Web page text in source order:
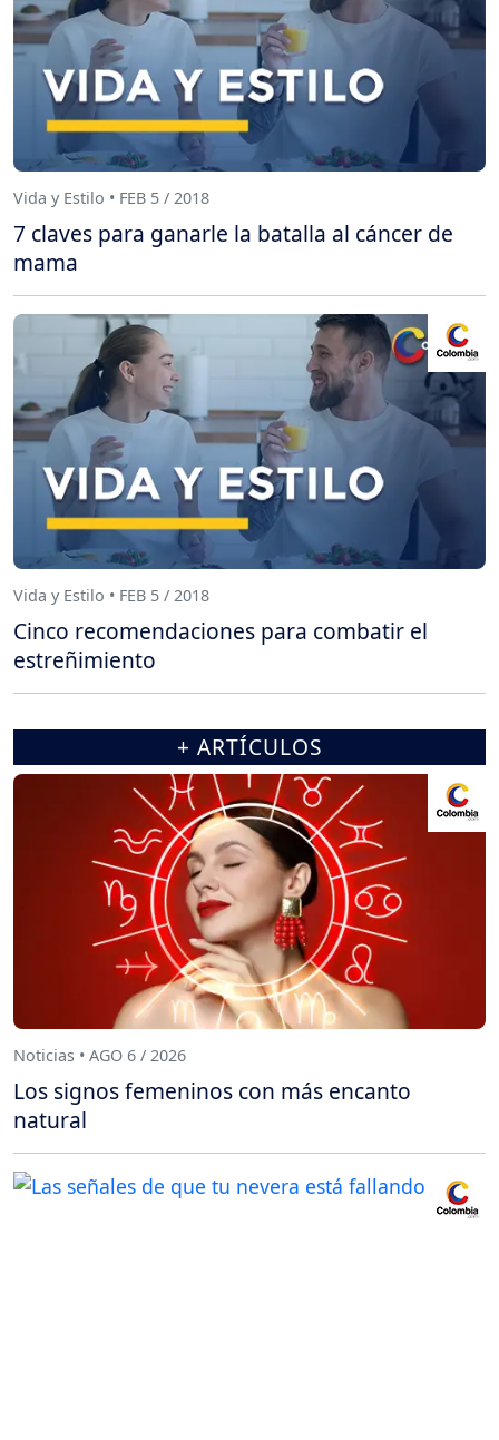
Vida y Estilo • FEB 5 / 2018
7 claves para ganarle la batalla al cáncer de
mama
Vida y Estilo • FEB 5 / 2018
Cinco recomendaciones para combatir el
estreñimiento
+ ARTÍCULOS
Noticias • AGO 6 / 2026
Los signos femeninos con más encanto
natural